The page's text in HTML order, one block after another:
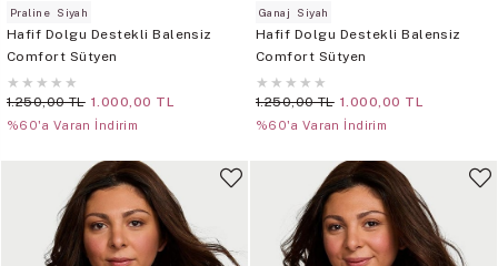
Praline Siyah
Hafif Dolgu Destekli Balensiz
Comfort Sütyen
★ ★ ★ ★ ★
1.250,00 TL 1.000,00 TL
%60'a Varan İndirim
Ganaj
Siyah
Hafif Dolgu Destekli Balensiz
Comfort Sütyen
★ ★ ★ ★ ★
1.250,00 TL 1.000,00 TL
%60'a Varan İndirim